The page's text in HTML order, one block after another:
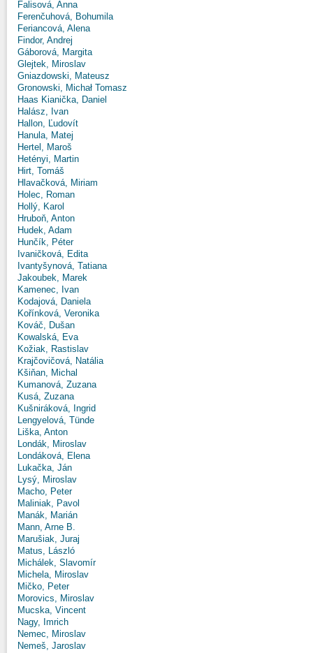
Falisová, Anna
Ferenčuhová, Bohumila
Feriancová, Alena
Findor, Andrej
Gáborová, Margita
Glejtek, Miroslav
Gniazdowski, Mateusz
Gronowski, Michał Tomasz
Haas Kianička, Daniel
Halász, Ivan
Hallon, Ľudovít
Hanula, Matej
Hertel, Maroš
Hetényi, Martin
Hirt, Tomáš
Hlavačková, Miriam
Holec, Roman
Hollý, Karol
Hruboň, Anton
Hudek, Adam
Hunčík, Péter
Ivaničková, Edita
Ivantyšynová, Tatiana
Jakoubek, Marek
Kamenec, Ivan
Kodajová, Daniela
Kořínková, Veronika
Kováč, Dušan
Kowalská, Eva
Kožiak, Rastislav
Krajčovičová, Natália
Kšiňan, Michal
Kumanová, Zuzana
Kusá, Zuzana
Kušniráková, Ingrid
Lengyelová, Tünde
Liška, Anton
Londák, Miroslav
Londáková, Elena
Lukačka, Ján
Lysý, Miroslav
Macho, Peter
Maliniak, Pavol
Manák, Marián
Mann, Arne B.
Marušiak, Juraj
Matus, László
Michálek, Slavomír
Michela, Miroslav
Mičko, Peter
Morovics, Miroslav
Mucska, Vincent
Nagy, Imrich
Nemec, Miroslav
Nemeš, Jaroslav